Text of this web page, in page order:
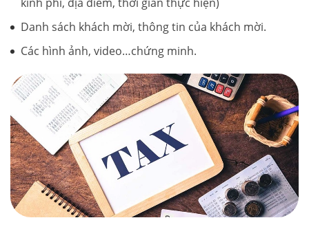
Danh sách khách mời, thông tin của khách mời.
Các hình ảnh, video…chứng minh.